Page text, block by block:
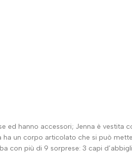
ed hanno accessori; Jenna è vestita
ha un corpo articolato che si può
con più di 9 sorprese: 3 capi